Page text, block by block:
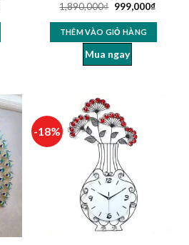
1,890,000₫ 999,000₫
THÊM VÀO GIỎ HÀNG
Mua ngay
-18%